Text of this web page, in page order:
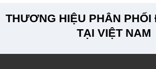
THƯƠNG HIỆU PHÂN PHỐI
TẠI VIỆT NAM